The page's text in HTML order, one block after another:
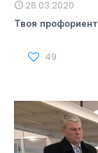
26.03.2020
Твоя
49